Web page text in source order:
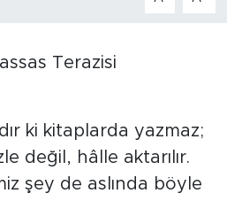
Terazisi
ki kitaplarda yazmaz;
değil, hâlle aktarılır.
şey de aslında böyle